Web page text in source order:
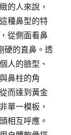
的人來說，
種鼻型的特
從側面看鼻
硬的直鼻。透
人的臉型、
鼻柱的角
而達到黃金
單一模板，
相互呼應。